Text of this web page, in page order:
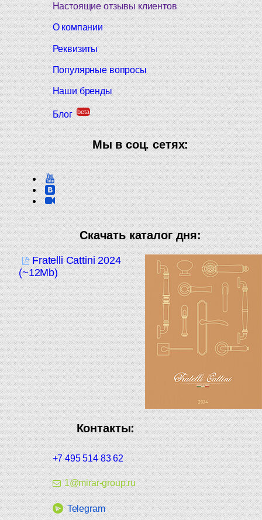
Настоящие отзывы клиентов
О компании
Реквизиты
Популярные вопросы
Наши бренды
Блог beta
Мы в соц. сетях:
Скачать каталог дня:
Fratelli Cattini 2024
(~12Mb)
Контакты:
+7 495 514 83 62
1@mirar-group.ru
Telegram